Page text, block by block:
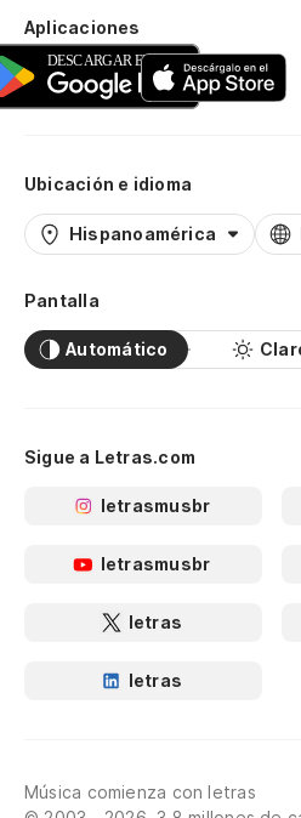
Aplicaciones
Ubicación e idioma
Hispanoamérica
Pantalla
Automático
Sigue a Letras.com
letrasmusbr
letrasmusbr
letras
letras
Música comienza con letras